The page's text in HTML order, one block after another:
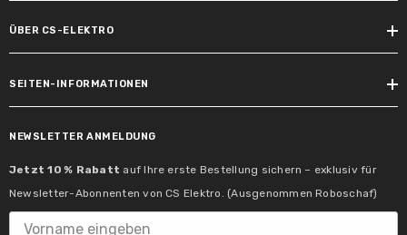
Lichteigenschaften
Farbtemperatur Bereich:
Farbkonsistenz:
SDCM 6
ÜBER CS-ELEKTRO
SEITEN-INFORMATIONEN
NEWSLETTER ANMELDUNG
Jetzt 10 % Rabatt auf Ihre erste Bestellung sichern – exklusiv für
Newsletter-Abonnenten von CS Elektro. (Ausgenommen Roboschaf)